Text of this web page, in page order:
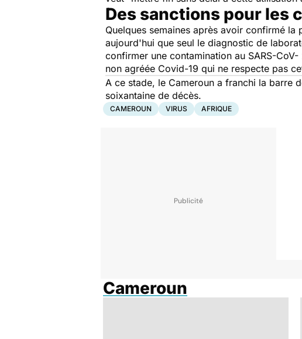
Des sanctions pour les
Quelques semaines après avoir confirmé
aujourd'hui que seul le diagnostic de
confirmer une contamination au SARS-
non agréée Covid-19 qui ne respecte pas
A ce stade, le Cameroun a franchi la barre
soixantaine de décès.
CAMEROUN VIRUS AFRIQUE
Cameroun